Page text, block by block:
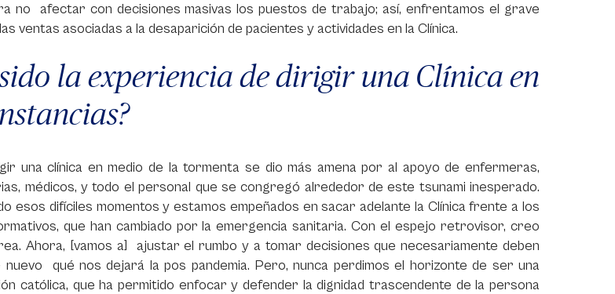
no afectar con decisiones masivas los puestos de trabajo; así, enfrentamos el grave
ventas asociadas a la desaparición de pacientes y actividades en la Clínica.
la experiencia de dirigir una Clínica en
una clínica en medio de la tormenta se dio más amena por al apoyo de enfermeras,
médicos, y todo el personal que se congregó alrededor de este tsunami inesperado.
esos difíciles momentos y estamos empeñados en sacar adelante la Clínica frente a los
que han cambiado por la emergencia sanitaria. Con el espejo retrovisor, creo
Ahora, [vamos a] ajustar el rumbo y a tomar decisiones que necesariamente deben
qué nos dejará la pos pandemia. Pero, nunca perdimos el horizonte de ser una
católica, que ha permitido enfocar y defender la dignidad trascendente de la persona